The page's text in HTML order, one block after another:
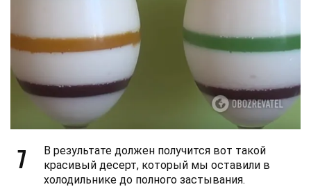
7
В результате должен получится вот такой
красивый десерт, который мы оставили в
холодильнике до полного застывания.